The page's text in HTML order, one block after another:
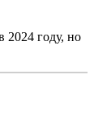
2024 году, но